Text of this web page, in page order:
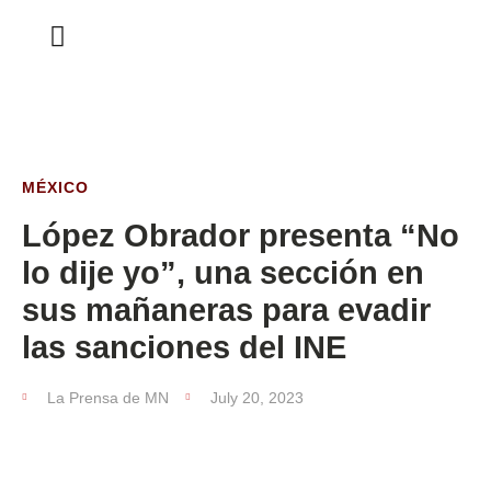
MÉXICO
López Obrador presenta “No
lo dije yo”, una sección en
sus mañaneras para evadir
las sanciones del INE
La Prensa de MN July 20, 2023